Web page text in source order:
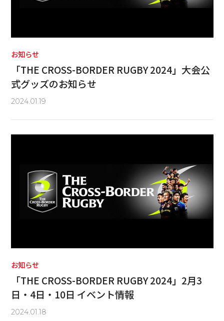
お知らせ
「THE CROSS-BORDER RUGBY 2024」大会公
式グッズのお知らせ
2024.01.19
お知らせ
「THE CROSS-BORDER RUGBY 2024」2月3
日・4日・10日 イベント情報
2024.01.18